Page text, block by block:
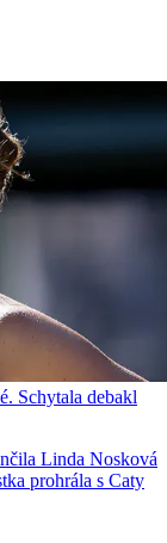
Schytala debakl
Linda Nosková
prohrála s Caty